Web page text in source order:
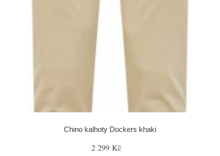
Chino kalhoty Dockers khaki
2 299 Kč